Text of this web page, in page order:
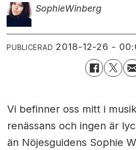
SophieWinberg
PUBLICERAD 2018-12-26 -
Vi befinner oss mitt i
renässans och ingen är
än Nöjesguidens Sophie